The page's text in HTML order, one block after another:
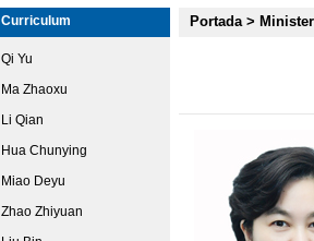
Curriculum
Qi Yu
Ma Zhaoxu
Li Qian
Hua Chunying
Miao Deyu
Zhao Zhiyuan
Portada>